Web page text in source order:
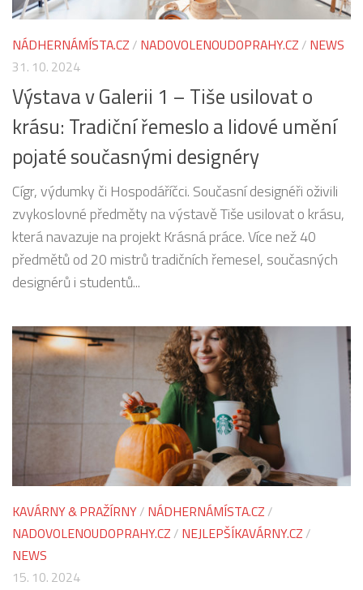
NÁDHERNÁMÍSTA.CZ / NADOVOLENOUDOPRAHY.CZ / NEWS
31. 10. 2024
Výstava v Galerii 1 – Tiše usilovat o
krásu: Tradiční řemeslo a lidové umění
pojaté současnými designéry
Cígr, výdumky či Hospodáříčci. Současní designéři oživili
zvykoslovné předměty na výstavě Tiše usilovat o krásu,
která navazuje na projekt Krásná práce. Více než 40
předmětů od 20 mistrů tradičních řemesel, současných
designérů i studentů...
KAVÁRNY & PRAŽÍRNY/ NÁDHERNÁMÍSTA.CZ /
NADOVOLENOUDOPRAHY.CZ / NEJLEPŠÍKAVÁRNY.CZ /
NEWS
15. 10. 2024